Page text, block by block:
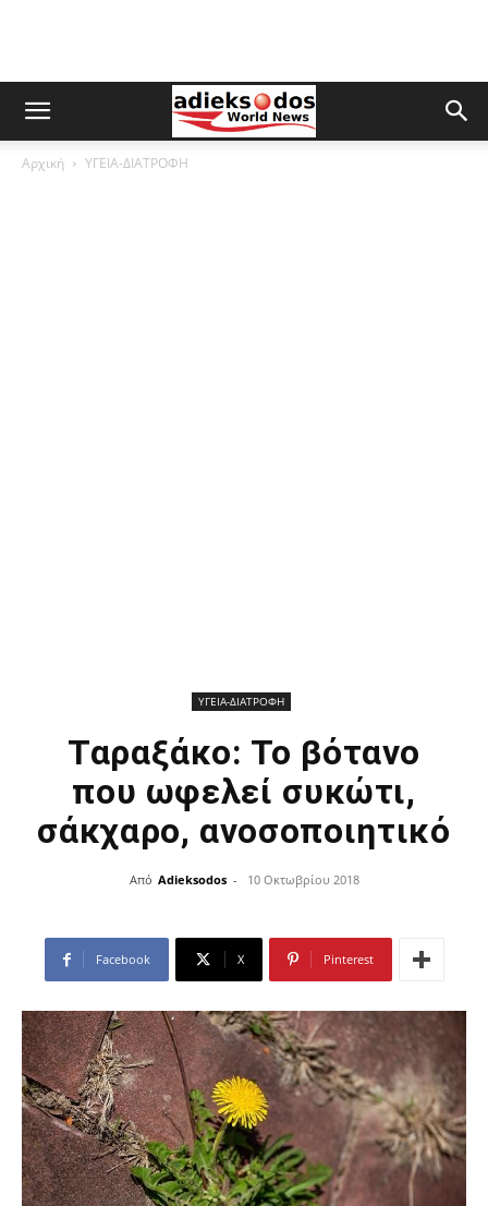
Αρχική ΥΓΕΙΑ-ΔΙΑΤΡΟΦΗ
ΥΓΕΙΑ-ΔΙΑΤΡΟΦΗ
Ταραξάκο: Το βότανο
που ωφελεί συκώτι,
σάκχαρο, ανοσοποιητικό
Από Adieksodos - 10 Οκτωβρίου 2018
Facebook X Pinterest